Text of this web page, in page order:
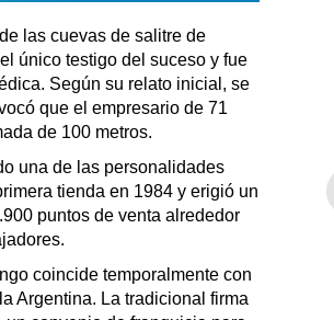
las cuevas de salitre de
único testigo del suceso y fue
Según su relato inicial, se
que el empresario de 71
de 100 metros.
una de las personalidades
tienda en 1984 y erigió un
puntos de venta alrededor
coincide temporalmente con
Argentina. La tradicional firma